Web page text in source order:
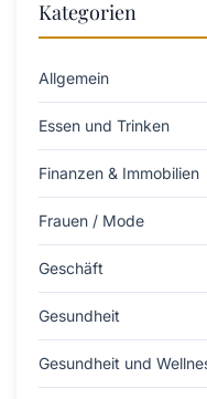
Kategorien
Allgemein
Essen und Trinken
Finanzen & Immobilien
Frauen / Mode
Geschäft
Gesundheit
Gesundheit und